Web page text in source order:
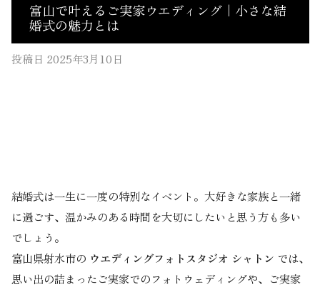
富山で叶えるご実家ウエディング｜小さな結
婚式の魅力とは
投稿日 2025年3月10日
結婚式は一生に一度の特別なイベント。大好きな家族と一緒
に過ごす、温かみのある時間を大切にしたいと思う方も多い
でしょう。
富山県射水市の ウエディングフォトスタジオ シャトン では、
思い出の詰まったご実家でのフォトウェディングや、ご実家